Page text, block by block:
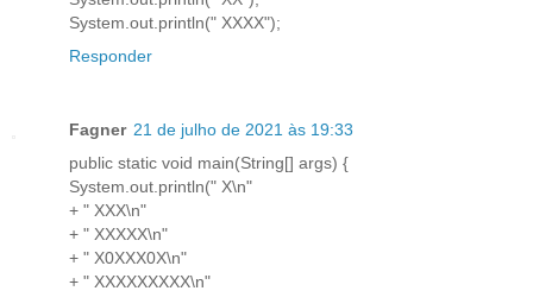
System.out.println(" XXXX");
Responder
Fagner 21 de julho de 2021 às 19:33
public static void main(String[] args) {
System.out.println(" X\n"
+ " XXX\n"
+ " XXXXX\n"
+ " X0XXX0X\n"
+ " XXXXXXXXX\n"